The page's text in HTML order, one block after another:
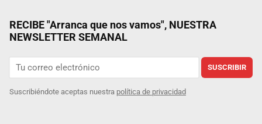
RECIBE "Arranca que nos vamos", NUESTRA
NEWSLETTER SEMANAL
SUSCRIBIR
Suscribiéndote aceptas nuestra política de privacidad